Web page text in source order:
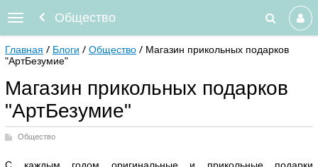
Общество
Главная Блоги Общество
Магазин прикольных подарков
"АртБезумие"
Магазин прикольных подарков
"АртБезумие"
Общество